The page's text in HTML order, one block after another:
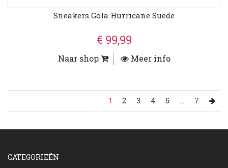
Sneakers Gola Hurricane Suede
€ 99,99
Naar shop Meer info
1 2 3 4 5 ... 7
CATEGORIEËN